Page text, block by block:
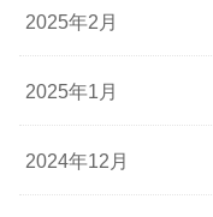
2025年2月
2025年1月
2024年12月